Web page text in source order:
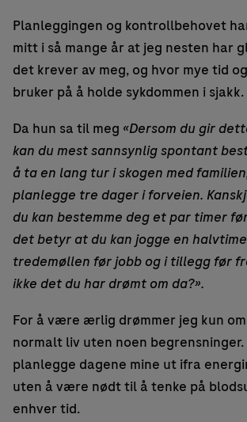
Planleggingen og kontrollbehovet
mitt i så mange år at jeg nesten har
det krever av meg, og hvor mye tid
bruker på å holde sykdommen i sjakk.
Da hun sa til meg «Dersom du gir
kan du mest sannsynlig spontant
å ta en lang tur i skogen med
planlegge tre dager i forveien.
du kan bestemme deg et par timer
det betyr at du kan jogge en
tredemøllen før jobb og i tillegg før
ikke det du har drømt om da?».
For å være ærlig drømmer jeg kun
normalt liv uten noen
planlegge dagene mine ut ifra
uten å være nødt til å tenke på
enhver tid.